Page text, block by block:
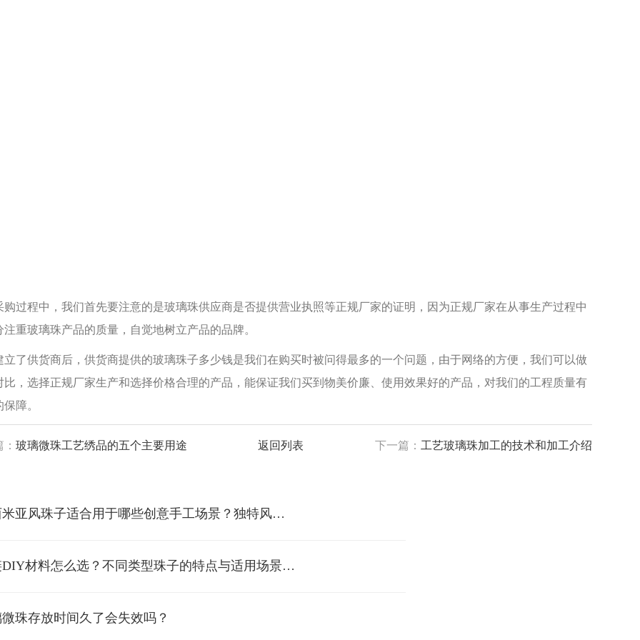
程中，我们首先要注意的是玻璃珠供应商是否提供营业执照等正规厂家的证明，因为正规厂家在从事生产过程中
注重玻璃珠产品的质量，自觉地树立产品的品牌。
供货商后，供货商提供的玻璃珠子多少钱是我们在购买时被问得最多的一个问题，由于网络的方便，我们可以做
比，选择正规厂家生产和选择价格合理的产品，能保证我们买到物美价廉、使用效果好的产品，对我们的工程质量有
障。
玻璃微珠工艺绣品的五个主要用途 返回列表 下一篇： 工艺玻璃珠加工的技术和加工介绍
*波西米亚风珠子适合用于哪些创意手工场景？独特风格打造个性饰品
*项链DIY材料怎么选？不同类型珠子的特点与适用场景解析
珠存放时间久了会失效吗？